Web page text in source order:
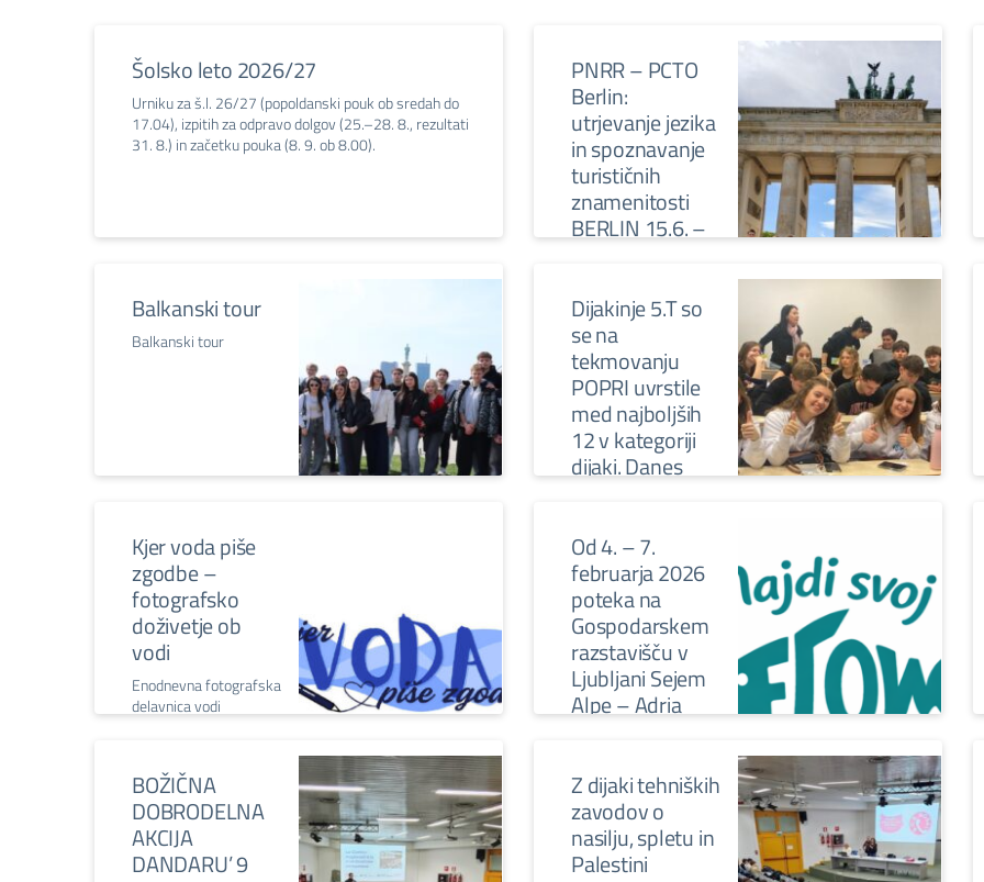
Šolsko leto 2026/27
Urniku za š.l. 26/27 (popoldanski pouk ob sredah do
17.04), izpitih za odpravo dolgov (25.–28. 8., rezultati
31. 8.) in začetku pouka (8. 9. ob 8.00).
PNRR – PCTO
Berlin:
utrjevanje jezika
in spoznavanje
turističnih
znamenitosti
BERLIN 15.6. –
utrjevanje jezikovnega
znanja ter spoznavanje
kulture, zgodovine in
glavnih turističnih
znamenitosti mesta.
Balkanski tour
Balkanski tour
Dijakinje 5.T so
se na
tekmovanju
POPRI uvrstile
med najboljših
12 v kategoriji
dijaki. Danes
v Vrtojbi
Dijakinje 5.T so se na
tekmovanju POPRI
uvrstile med najboljših
12 v kategoriji dijaki.
Danes pitchajo v
polfinalu v PTP v Vrtojbi
Kjer voda piše
zgodbe –
fotografsko
doživetje ob
vodi
Enodnevna fotografska
delavnica vodi
gradu in Glinščici, kjer
voda, svetloba in
legende ustvarjajo
zgodbe.
Od 4. – 7.
februarja 2026
poteka na
Gospodarskem
razstavišču v
Ljubljani Sejem
Alpe – Adria
sejma gosti festival
Več znanja za več
turizma: 36 šol, tudi 5.
razred Zois, tekmuje z
izdelkom »Najdi svoj
BOŽIČNA
DOBRODELNA
AKCIJA
DANDARU’ 9
Z dijaki tehniških
zavodov o
nasilju, spletu in
Palestini